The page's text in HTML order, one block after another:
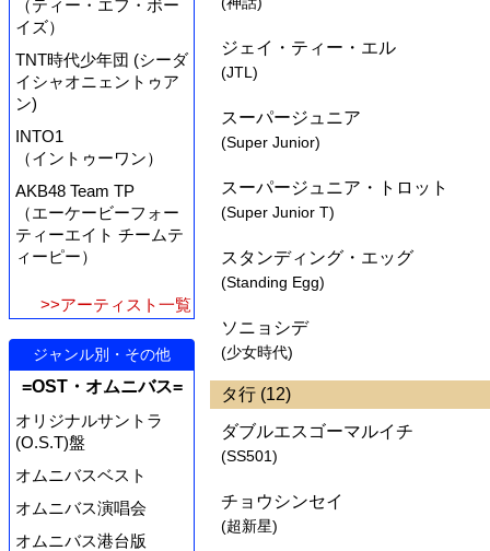
（ティー・エフ・ボー
イズ）
TNT時代少年団 (シーダ
イシャオニェントゥア
ン)
INTO1
（イントゥーワン）
AKB48 Team TP
（エーケービーフォー
ティーエイト チームテ
ィーピー）
>>アーティスト一覧
ジャンル別・その他
=OST・オムニバス=
オリジナルサントラ
(O.S.T)盤
オムニバスベスト
オムニバス演唱会
オムニバス港台版
ジェイ・ティー・エル
(JTL)
スーパージュニア
(Super Junior)
スーパージュニア・トロット
(Super Junior T)
スタンディング・エッグ
(Standing Egg)
ソニョシデ
(少女時代)
タ行 (12)
ダブルエスゴーマルイチ
(SS501)
チョウシンセイ
(超新星)